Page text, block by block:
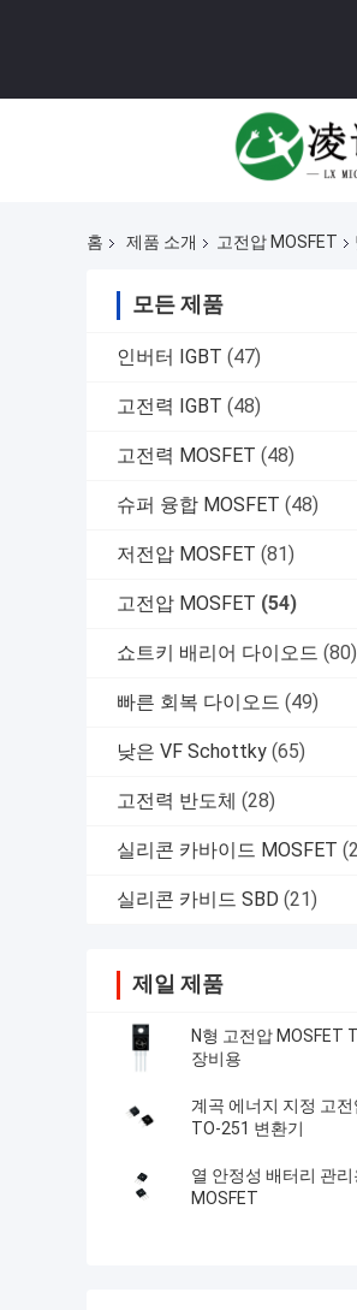
홈 제품 소개 고전압 MOSFET
모든 제품
인버터 IGBT (47)
고전력 IGBT (48)
고전력 MOSFET (48)
슈퍼 융합 MOSFET (48)
저전압 MOSFET (81)
고전압 MOSFET (54)
쇼트키 배리어 다이오드 (80)
빠른 회복 다이오드 (49)
낮은 VF Schottky (65)
고전력 반도체 (28)
실리콘 카바이드 MOSFET
실리콘 카비드 SBD (21)
제일 제품
N형 고전압 MOSFET
장비용
계곡 에너지 지정 고전
TO-251 변환기
열 안정성 배터리 관
MOSFET